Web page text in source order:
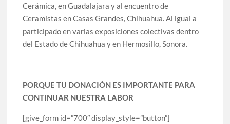
Cerámica, en Guadalajara y al encuentro de
Ceramistas en Casas Grandes, Chihuahua. Al igual a
participado en varias exposiciones colectivas dentro
del Estado de Chihuahua y en Hermosillo, Sonora.
PORQUE TU DONACIÓN ES IMPORTANTE PARA
CONTINUAR NUESTRA LABOR
[give_form id=”700″ display_style=”button”]